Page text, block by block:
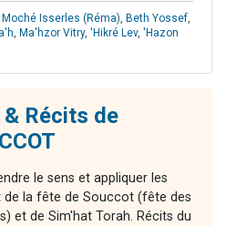
Moché Isserles (Réma), Beth Yossef,
, Ma'hzor Vitry, 'Hikré Lev, 'Hazon
Récits de
le sens et appliquer les
de la fête de Souccot (fête des
et de Sim'hat Torah. Récits du